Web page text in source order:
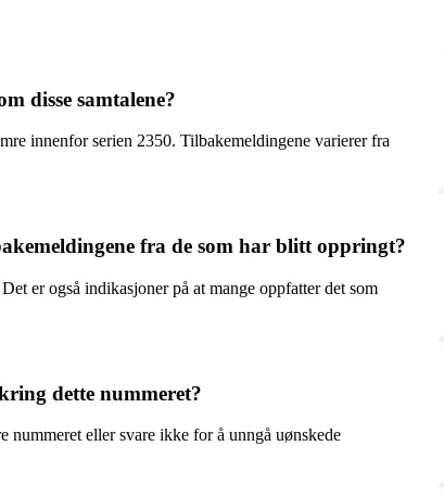
disse samtalene?
innenfor serien 2350. Tilbakemeldingene varierer fra
fra de som har blitt oppringt?
er også indikasjoner på at mange oppfatter det som
dette nummeret?
nummeret eller svare ikke for å unngå uønskede